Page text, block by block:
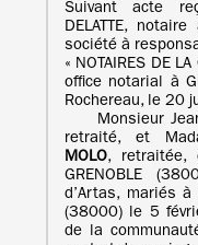
Suivant acte
DELATTE,
société à
« NOTAIRES DE
office notarial à
Rochereau, le 20
Monsieur
retraité, et
MOLO, retraitée,
GRENOBLE
d’Artas, mariés à
(38000) le 5
de la